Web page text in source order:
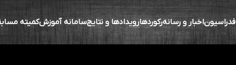
فدراسیوناخبار و رسانهرکوردهارویدادها و نتایجسامانه آموزشکمیته